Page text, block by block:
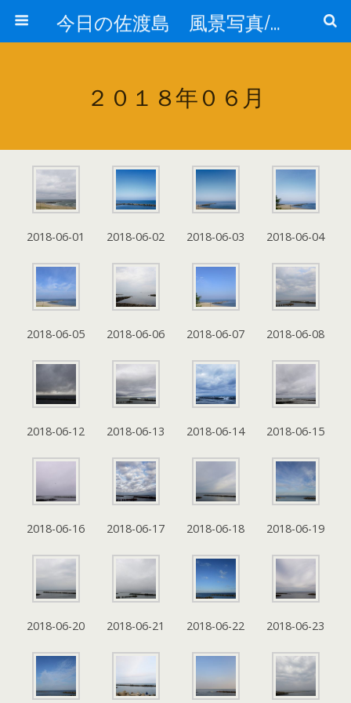
今日の佐渡島 風景写真/天気/お酒/お米/温泉
２０１８年０６月
2018-06-01 2018-06-02 2018-06-03 2018-06-04
2018-06-05 2018-06-06 2018-06-07 2018-06-08
2018-06-12 2018-06-13 2018-06-14 2018-06-15
2018-06-16 2018-06-17 2018-06-18 2018-06-19
2018-06-20 2018-06-21 2018-06-22 2018-06-23